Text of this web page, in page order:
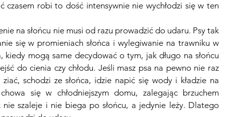
czasem robi to dość intensywnie nie wychłodzi się w ten
na słońcu nie musi od razu prowadzić do udaru. Psy tak
się w promieniach słońca i wylegiwanie na trawniku w
mogą same decydować o tym, jak długo na słońcu
do cienia czy chłodu. Jeśli masz psa na pewno nie raz
schodzi ze słońca, idzie napić się wody i kładzie na
się w chłodniejszym domu, zalegając brzuchem
szaleje i nie biega po słońcu, a jedynie leży. Dlatego